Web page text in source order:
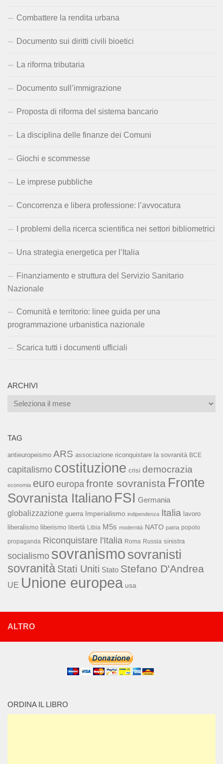
Combattere la rendita urbana
Documento sui diritti civili bioetici
La riforma tributaria
Documento sull’immigrazione
Proposta di riforma del sistema bancario
La disciplina delle finanze dei Comuni
Giochi e scommesse
Le imprese pubbliche
Concorrenza e libera professione: l’avvocatura
I problemi della ricerca scientifica nei settori bibliometrici
Una strategia energetica per l’Italia
Finanziamento e struttura del Servizio Sanitario
Nazionale
Comunità e territorio: linee guida per una
programmazione urbanistica nazionale
Scarica tutti i documenti ufficiali
ARCHIVI
Archivi
TAG
antieuropeismo ARS associazione riconquistare la sovranità BCE
capitalismo costituzione crisi democrazia
economia euro europa fronte sovranista Fronte
Sovranista Italiano FSI Germania
globalizzazione guerra Imperialismo indipendenza Italia lavoro
liberalismo liberismo libertà Libia M5s modernità NATO patria popolo
propaganda Riconquistare l'Italia Roma Russia sinistra
socialismo sovranismo sovranisti
sovranità Stati Uniti Stato Stefano D'Andrea
UE Unione europea usa
ALTRO
ORDINA IL LIBRO